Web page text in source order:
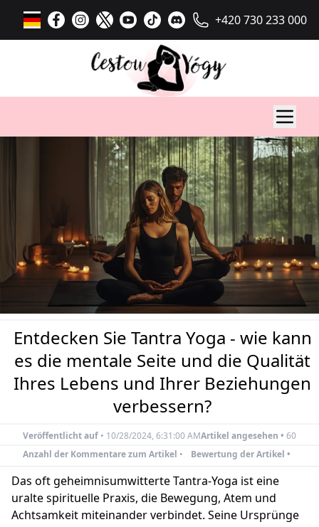
+420 730 233 000
Entdecken Sie Tantra Yoga - wie kann
es die mentale Seite und die Qualität
Ihres Lebens und Ihrer Beziehungen
verbessern?
Veröffentlicht auf • 10/28/2024, 6:31:00 AMArtikel angesehen • 60
Anzahl der Kommentare zum Artikel • Bewertung der Artikel •
Das oft geheimnisumwitterte Tantra-Yoga ist eine
uralte spirituelle Praxis, die Bewegung, Atem und
Achtsamkeit miteinander verbindet. Seine Ursprünge